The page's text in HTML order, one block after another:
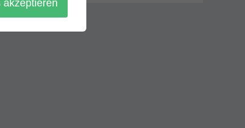
speichern.
akzeptieren